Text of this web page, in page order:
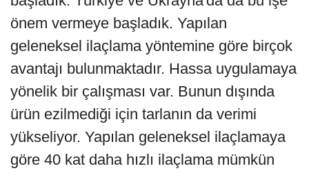
önem vermeye başladık. Yapılan
geleneksel ilaçlama yöntemine göre birçok
avantajı bulunmaktadır. Hassa uygulamaya
yönelik bir çalışması var. Bunun dışında
ürün ezilmediği için tarlanın da verimi
yükseliyor. Yapılan geleneksel ilaçlamaya
göre 40 kat daha hızlı ilaçlama mümkün